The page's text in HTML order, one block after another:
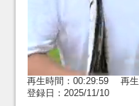
再生時間：00:29:59 再生
登録日：2025/11/10